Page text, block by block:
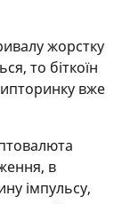
жорстку
то біткоїн
вже
в
імпульсу,